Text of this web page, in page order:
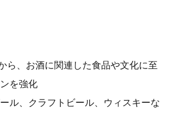
ら、お酒に関連した食品や文化に至
を強化
ル、クラフトビール、ウィスキーな